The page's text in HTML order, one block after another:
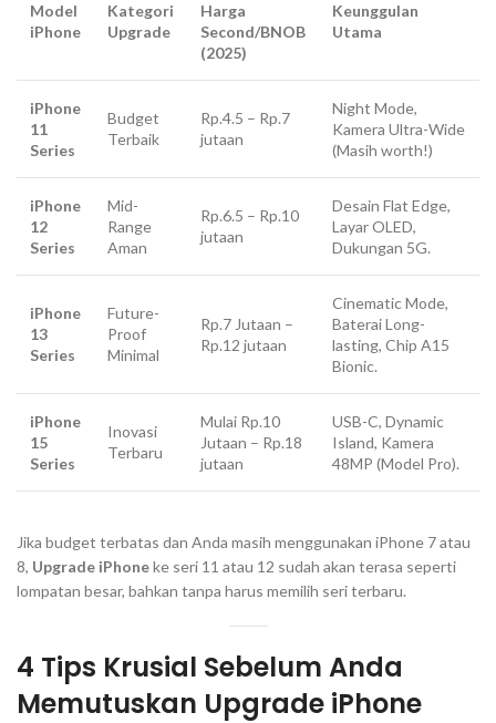
Model
iPhone
Kategori
Upgrade
Harga
Second/BNOB
(2025)
Keunggulan
Utama
iPhone
11
Series
Budget
Terbaik
Rp.4.5 – Rp.7
jutaan
Night Mode,
Kamera Ultra-Wide
(Masih worth!)
iPhone
12
Series
Mid-
Range
Aman
Rp.6.5 – Rp.10
jutaan
Desain Flat Edge,
Layar OLED,
Dukungan 5G.
iPhone
13
Series
Future-
Proof
Minimal
Rp.7 Jutaan –
Rp.12 jutaan
Cinematic Mode,
BateraiLong-
lasting, Chip A15
Bionic.
iPhone
15
Series
Inovasi
Terbaru
Mulai Rp.10
Jutaan – Rp.18
jutaan
USB-C, Dynamic
Island, Kamera
48MP (Model Pro).
Jika budget terbatas dan Anda masih menggunakan iPhone 7 atau
8, Upgrade iPhoneke seri 11 atau 12 sudah akan terasa seperti
lompatan besar, bahkan tanpa harus memilih seri terbaru.
4 Tips Krusial Sebelum Anda
Memutuskan Upgrade iPhone